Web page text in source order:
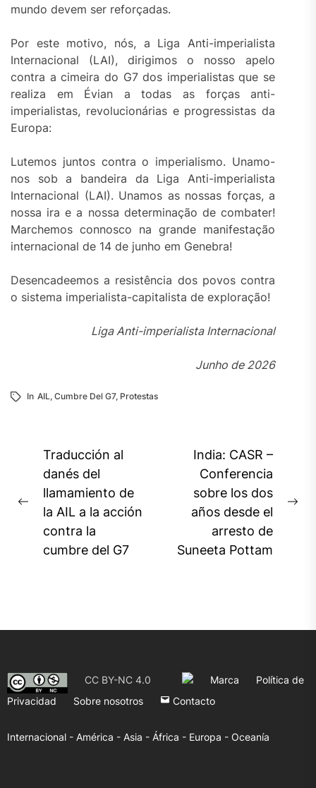
mundo devem ser reforçadas.
Por este motivo, nós, a Liga Anti-imperialista
Internacional (LAI), dirigimos o nosso apelo
contra a cimeira do G7 dos imperialistas que se
realiza em Évian a todas as forças anti-
imperialistas, revolucionárias e progressistas da
Europa:
Lutemos juntos contra o imperialismo. Unamo-
nos sob a bandeira da Liga Anti-imperialista
Internacional (LAI). Unamos as nossas forças, a
nossa ira e a nossa determinação de combater!
Marchemos connosco na grande manifestação
internacional de 14 de junho em Genebra!
Desencadeemos a resistência dos povos contra
o sistema imperialista-capitalista de exploração!
Liga Anti-imperialista Internacional
Junho de 2026
In AIL, Cumbre Del G7, Protestas
Navegación
entradas
Previous
post:
Traducción al
danés del
llamamiento de
la AIL a la acción
contra la
cumbre del G7
India: CASR –
Conferencia
sobre los dos
años desde el
arresto de
Suneeta Pottam
CC BY-NC 4.0 Marca
Política de
Privacidad
Sobre nosotros Contacto
Internacional - América - Asia - África - Europa - Oceanía